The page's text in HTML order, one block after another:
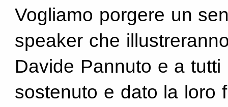
Vogliamo porgere un
speaker che
Davide Pannuto e a
sostenuto e dato la loro